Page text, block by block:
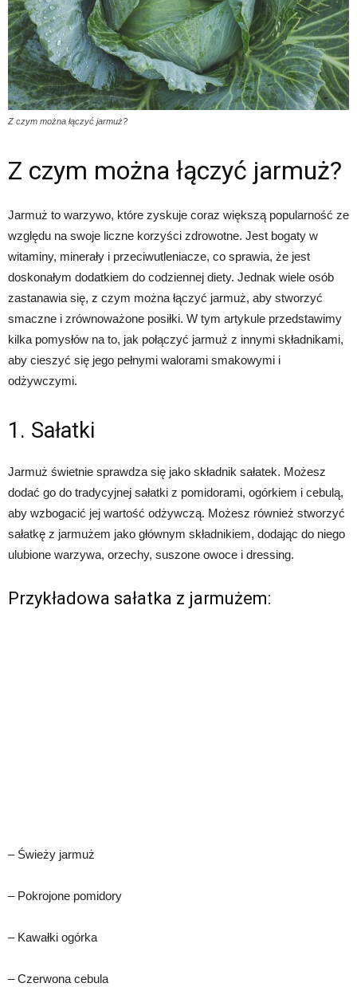
Z czym można łączyć jarmuż?
Z czym można łączyć jarmuż?
Jarmuż to warzywo, które zyskuje coraz większą popularność ze
względu na swoje liczne korzyści zdrowotne. Jest bogaty w
witaminy, minerały i przeciwutleniacze, co sprawia, że jest
doskonałym dodatkiem do codziennej diety. Jednak wiele osób
zastanawia się, z czym można łączyć jarmuż, aby stworzyć
smaczne i zrównoważone posiłki. W tym artykule przedstawimy
kilka pomysłów na to, jak połączyć jarmuż z innymi składnikami,
aby cieszyć się jego pełnymi walorami smakowymi i
odżywczymi.
1. Sałatki
Jarmuż świetnie sprawdza się jako składnik sałatek. Możesz
dodać go do tradycyjnej sałatki z pomidorami, ogórkiem i cebulą,
aby wzbogacić jej wartość odżywczą. Możesz również stworzyć
sałatkę z jarmużem jako głównym składnikiem, dodając do niego
ulubione warzywa, orzechy, suszone owoce i dressing.
Przykładowa sałatka z jarmużem:
– Świeży jarmuż
– Pokrojone pomidory
– Kawałki ogórka
– Czerwona cebula